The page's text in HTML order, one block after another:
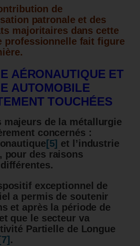
de
patronale et des
majoritaires dans cette
professionnelle fait figure
AÉRONAUTIQUE ET
AUTOMOBILE
TOUCHÉES
majeurs de la métallurgie
concernés :
[5] et l’industrie
, pour des raisons
exceptionnel de
a permis de soutenir
et après la période de
que le secteur va
Partielle de Longue
[7] .